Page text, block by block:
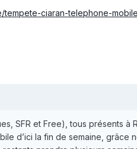
ciaran-telephone-
SFR et Free), tous présents
d’ici la fin de semaine, grâce